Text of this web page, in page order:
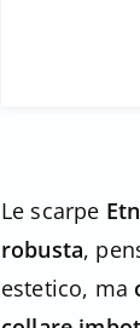
Le scarpe
robusta,
estetico, ma